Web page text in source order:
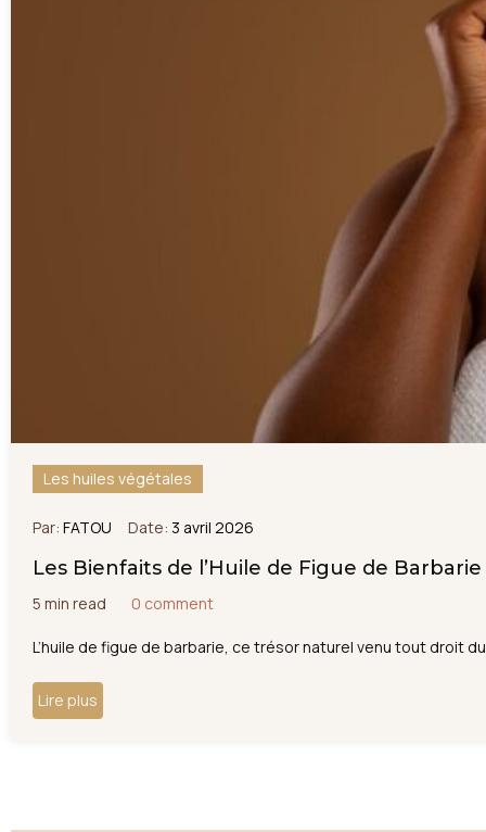
Les huiles végétales
Par: FATOU Date: 3 avril 2026
Les Bienfaits de l’Huile de Figue de Barbarie
5 min read 0 comment
L’huile de figue de barbarie, ce trésor naturel venu tout droit
Lire plus